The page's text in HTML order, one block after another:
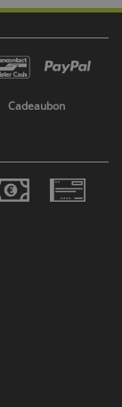
Cadeaubon